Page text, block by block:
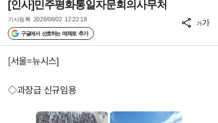
[인사]민주평화통일자문회의사무처
기사등록 2026/06/02 12:22:18
구글에서 선호하는 매체로 추가
가가
[서울=뉴시스]
◇과장급 신규임용